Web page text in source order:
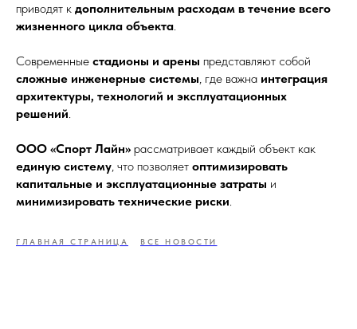
приводят к дополнительным расходам в течение всего
жизненного цикла объекта.
Современные стадионы и арены представляют собой
сложные инженерные системы, где важна интеграция
архитектуры, технологий и эксплуатационных
решений.
ООО «Спорт Лайн» рассматривает каждый объект как
единую систему, что позволяет оптимизировать
капитальные и эксплуатационные затраты и
минимизировать технические риски.
ГЛАВНАЯ СТРАНИЦА ВСЕ НОВОСТИ